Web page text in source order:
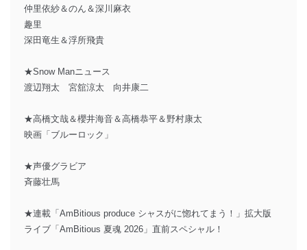
仲里依紗＆のん＆深川麻衣
趣里
深田竜生＆浮所飛貴
★Snow Manニュース
渡辺翔太 宮舘涼太 向井康二
★高橋文哉＆櫻井海音＆高橋恭平＆野村康太
映画「ブルーロック」
★声優グラビア
斉藤壮馬
★連載「AmBitious produce シャスがに惚れてまう！」拡大版
ライブ「AmBitious 夏魂 2026」直前スペシャル！